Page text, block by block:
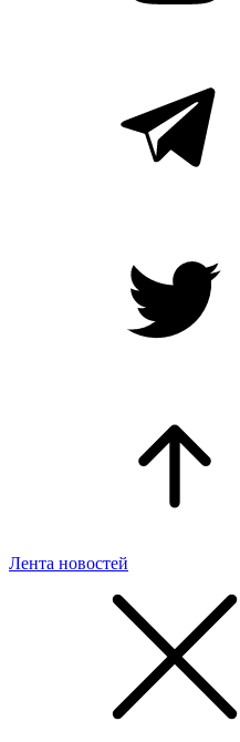
Лента новостей